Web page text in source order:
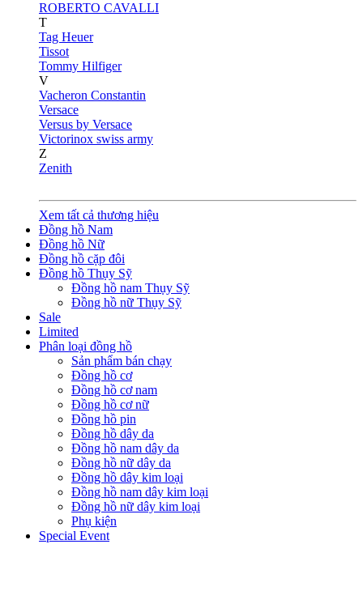
ROBERTO CAVALLI
T
Tag Heuer
Tissot
Tommy Hilfiger
V
Vacheron Constantin
Versace
Versus by Versace
Victorinox swiss army
Z
Zenith
Xem tất cả thương hiệu
Đồng hồ Nam
Đồng hồ Nữ
Đồng hồ cặp đôi
Đồng hồ Thụy Sỹ
Đồng hồ nam Thụy Sỹ
Đồng hồ nữ Thụy Sỹ
Sale
Limited
Phân loại đồng hồ
Sản phẩm bán chạy
Đồng hồ cơ
Đồng hồ cơ nam
Đồng hồ cơ nữ
Đồng hồ pin
Đồng hồ dây da
Đồng hồ nam dây da
Đồng hồ nữ dây da
Đồng hồ dây kim loại
Đồng hồ nam dây kim loại
Đồng hồ nữ dây kim loại
Phụ kiện
Special Event